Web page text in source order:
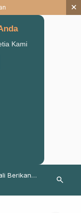
×
Kami
Berikan
Sejarah
Nusantara
search